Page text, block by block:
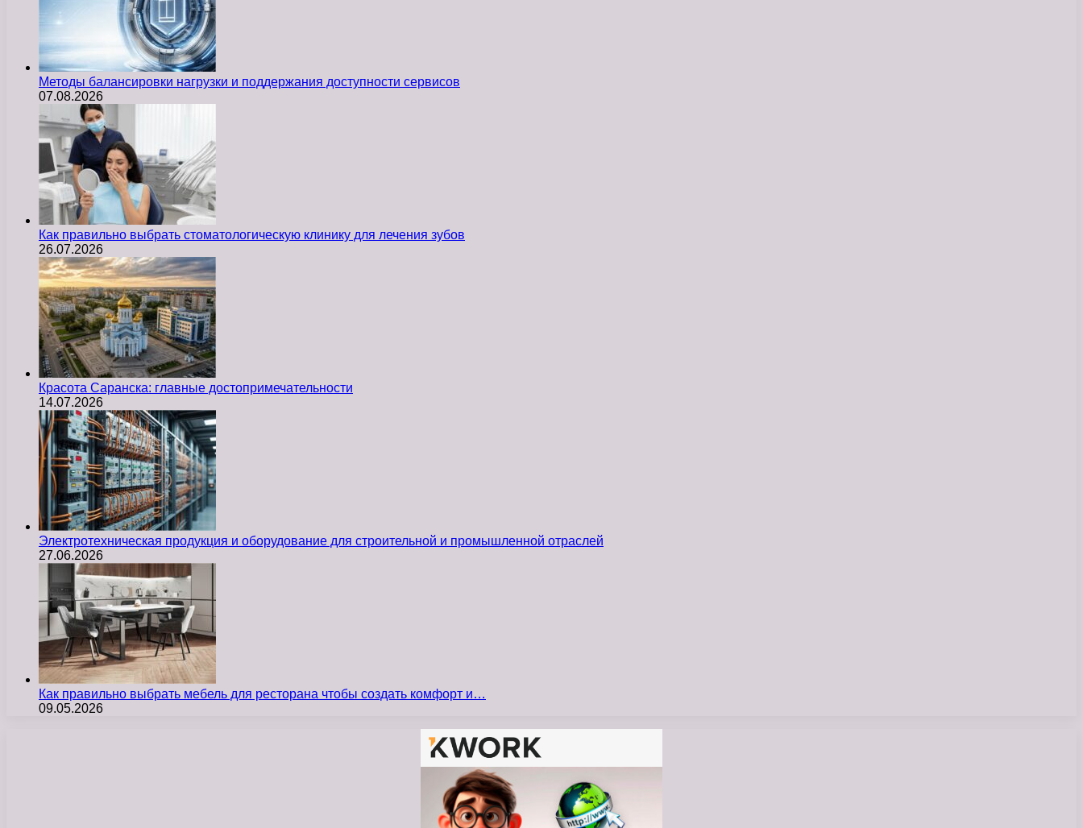
Методы балансировки нагрузки и поддержания доступности сервисов
07.08.2026
Как правильно выбрать стоматологическую клинику для лечения зубов
26.07.2026
Красота Саранска: главные достопримечательности
14.07.2026
Электротехническая продукция и оборудование для строительной и промышленной отраслей
27.06.2026
Как правильно выбрать мебель для ресторана чтобы создать комфорт и…
09.05.2026